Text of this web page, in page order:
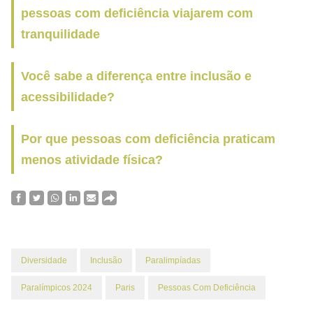
pessoas com deficiência viajarem com
tranquilidade
Você sabe a diferença entre inclusão e
acessibilidade?
Por que pessoas com deficiência praticam
menos atividade física?
Diversidade Inclusão Paralimpíadas
Paralímpicos 2024 Paris Pessoas Com Deficiência